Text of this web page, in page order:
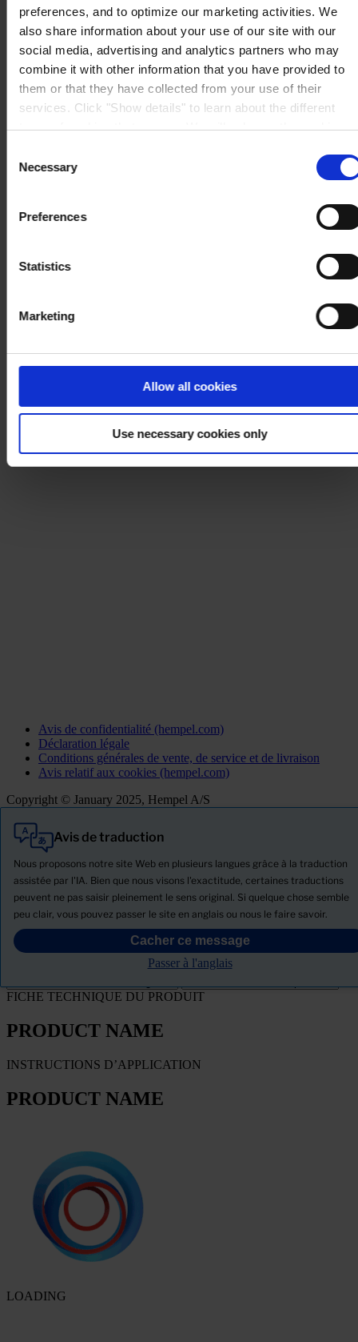
preferences, and to optimize our marketing activities. We
also share information about your use of our site with our
social media, advertising and analytics partners who may
combine it with other information that you have provided to
them or that they have collected from your use of their
services. Click "Show details" to learn about the different
types of cookies that we use. We will only use the cookies
cookies after having received your consent. You may
withdraw your consent at any time by using the link in our
. If you would like to know more how we
process your personal data, please visit our
Selection
Necessary
Preferences
Statistics
Marketing
Allow all cookies
Use necessary cookies only
Avis de confidentialité (hempel.com)
Déclaration légale
Conditions générales de vente, de service et de livraison
Avis relatif aux cookies (hempel.com)
Copyright © January 2025, Hempel A/S
Avis de traduction
Nous proposons notre site Web en plusieurs langues grâce à la traduction
assistée par l'IA. Bien que nous visons l'exactitude, certaines traductions
peuvent ne pas saisir pleinement le sens original. Si quelque chose semble
peu clair, vous pouvez passer le site en anglais ou nous le faire savoir.
Cacher ce message
Passer à l'anglais
Tout
Actualités
Télécharger la Fiche de données de sécurité
PRODUCT NAME
FICHE TECHNIQUE DU PRODUIT
PRODUCT NAME
INSTRUCTIONS D’APPLICATION
PRODUCT NAME
LOADING